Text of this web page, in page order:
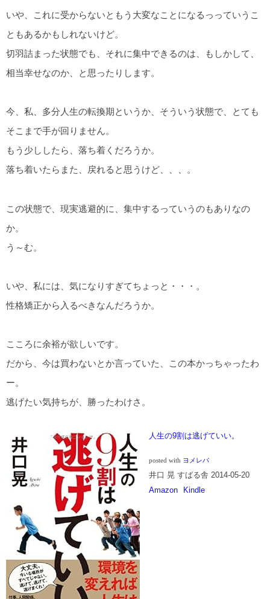
いや、これに受からないともう大変なことになるっっていうこ
ともあるかもしれないけど。
切羽詰まった状態でも、それに集中できるのは、もしかして、
相当幸せなのか、と思ったりします。
今、私、多分人生の転換期というか、そういう状態で、とても
そこまで手が回りません。
もう少ししたら、落ち着くだろうか。
落ち着いたらまた、戻れると思うけど、、、。
この状態で、現実逃避的に、集中するっていうのもありなの
か。
う～む。
いや、私には、気になりすぎてちょっと・・・。
性格矯正から入るべきなんだろうか。
こころに余裕が欲しいです。
だから、今は買わないとか言っていた、この本かっちゃったわ
ー。
逃げたい気持ちが、勝ったわけさ。
人生の9割は逃げていい。
posted with ヨメレバ
井口 晃 すばる舎 2014-05-20
Amazon
Kindle